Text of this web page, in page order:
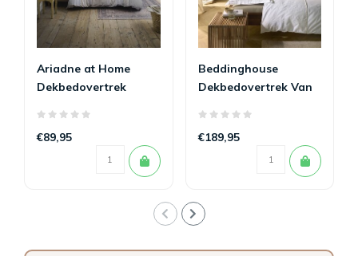
Ariadne at Home
Dekbedovertrek
€89,95
Beddinghouse
Dekbedovertrek Van
€189,95